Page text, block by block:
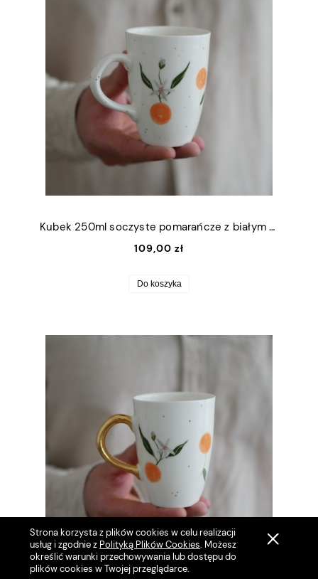
Strona korzysta z plików cookies w celu realizacji
usług i zgodnie z Polityką Plików Cookies. Możesz
określić warunki przechowywania lub dostępu do
plików cookies w Twojej przeglądarce.
Kubek 250ml soczyste pomarańcze z białym uszkiem
109,00 zł
Do koszyka